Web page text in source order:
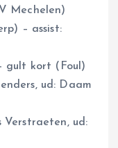
Mechelen)
– assist:
gult kort (Foul)
ud: Daam
Verstraeten, ud: